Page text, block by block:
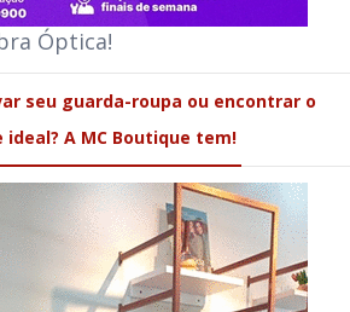
Óptica!
seu guarda-roupa ou encontrar o
ideal? A MC Boutique tem!